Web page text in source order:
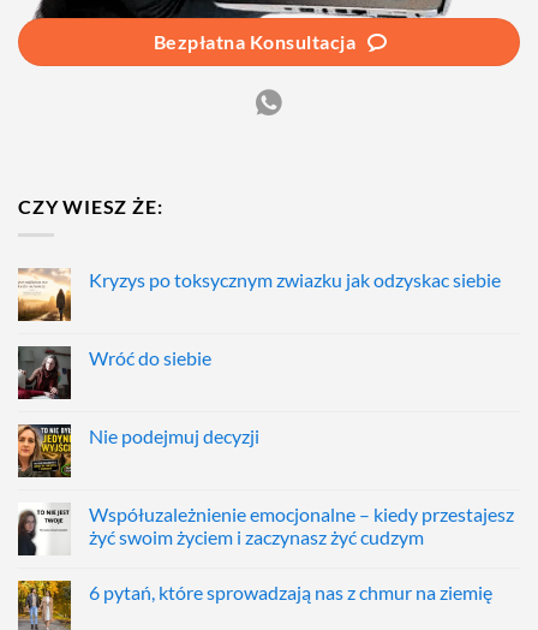
Bezpłatna Konsultacja
CZY WIESZ ŻE:
Kryzys po toksycznym zwiazku jak odzyskac siebie
Wróć do siebie
Nie podejmuj decyzji
Współuzależnienie emocjonalne – kiedy przestajesz
żyć swoim życiem i zaczynasz żyć cudzym
6 pytań, które sprowadzają nas z chmur na ziemię